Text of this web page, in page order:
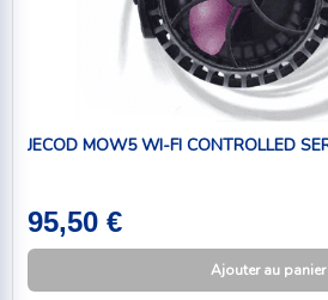
JECOD MOW5 WI-FI CONTROLLED
95,50 €
Ajouter au panier